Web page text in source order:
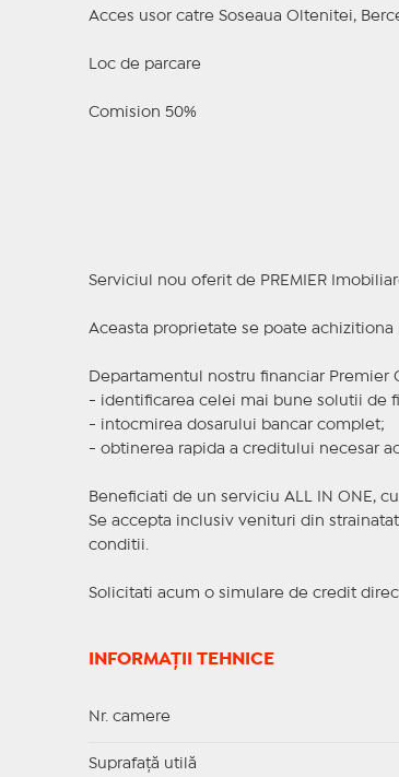
Acces usor catre Soseaua Oltenitei,
Loc de parcare
Comision 50%
Serviciul nou oferit de PREMIER
Aceasta proprietate se poate
Departamentul nostru financiar Premier
- identificarea celei mai bune solutii de
- intocmirea dosarului bancar complet;
- obtinerea rapida a creditului necesar
Beneficiati de un serviciu ALL IN ONE,
Se accepta inclusiv venituri din
conditii.
Solicitati acum o simulare de credit
INFORMAȚII TEHNICE
Nr. camere
Suprafaţă utilă